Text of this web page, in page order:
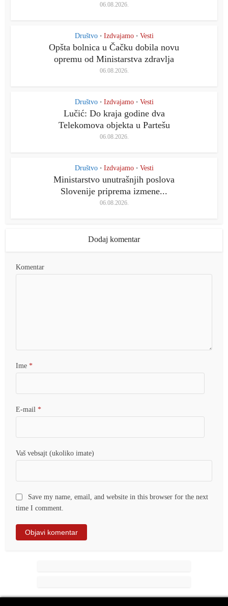
06.08.2026.
Društvo • Izdvajamo • Vesti
Opšta bolnica u Čačku dobila novu
opremu od Ministarstva zdravlja
06.08.2026.
Društvo • Izdvajamo • Vesti
Lučić: Do kraja godine dva
Telekomova objekta u Partešu
06.08.2026.
Društvo • Izdvajamo • Vesti
Ministarstvo unutrašnjih poslova
Slovenije priprema izmene...
06.08.2026.
Dodaj komentar
Komentar
Ime*
E-mail*
Vaš vebsajt (ukoliko imate)
Save my name, email, and website in this browser for the next
time I comment.